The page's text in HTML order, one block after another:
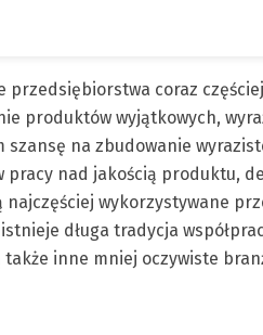
przedsiębiorstwa coraz
produktów wyjątkowych,
na zbudowanie
nad jakością produktu,
najczęściej wykorzystywane
długa tradycja
inne mniej oczywiste